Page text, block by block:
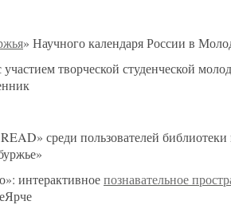
» Научного календаря России в
участием творческой студенческой
среди пользователей
интерактивноепознавательное